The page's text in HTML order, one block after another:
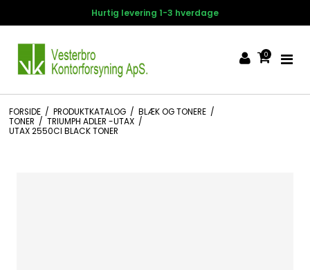
Hurtig levering 1-3 hverdage
0
FORSIDE / PRODUKTKATALOG / BLÆK OG TONERE /
TONER / TRIUMPH ADLER -UTAX /
UTAX 2550CI BLACK TONER